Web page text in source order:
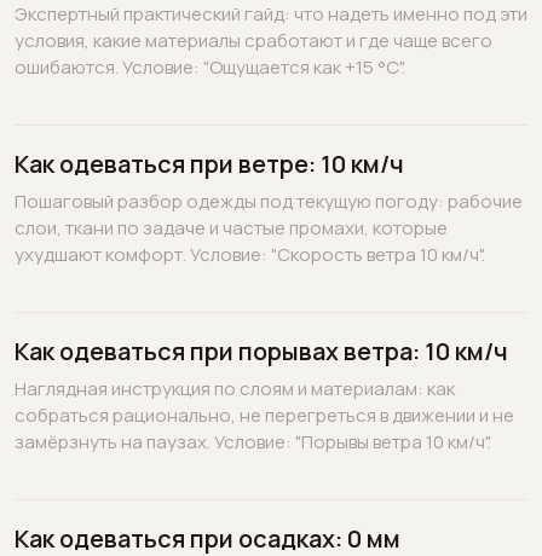
Экспертный практический гайд: что надеть именно под эти
условия, какие материалы сработают и где чаще всего
ошибаются. Условие: "Ощущается как +15 °C".
Как одеваться при ветре: 10 км/ч
Пошаговый разбор одежды под текущую погоду: рабочие
слои, ткани по задаче и частые промахи, которые
ухудшают комфорт. Условие: "Скорость ветра 10 км/ч".
Как одеваться при порывах ветра: 10 км/ч
Наглядная инструкция по слоям и материалам: как
собраться рационально, не перегреться в движении и не
замёрзнуть на паузах. Условие: "Порывы ветра 10 км/ч".
Как одеваться при осадках: 0 мм